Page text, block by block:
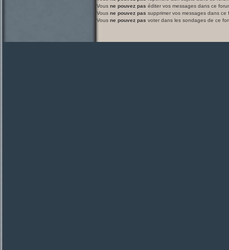
Vous ne pouvez pas éditer vos messages dans ce
Vous ne pouvez pas supprimer vos messages dans ce
Vous ne pouvez pas voter dans les sondages de ce